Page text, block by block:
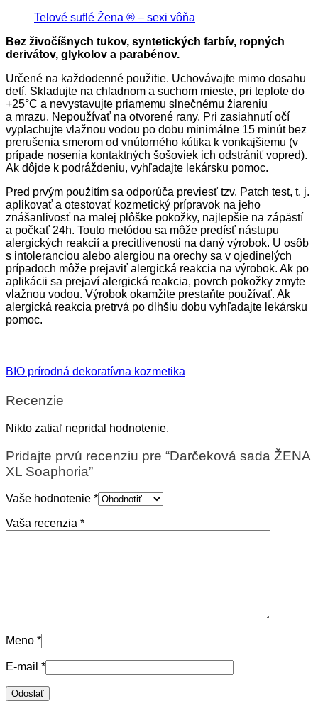
Telové suflé Žena ® – sexi vôňa
Bez živočíšnych tukov, syntetických farbív, ropných
derivátov, glykolov a parabénov.
Určené na každodenné použitie. Uchovávajte mimo dosahu
detí. Skladujte na chladnom a suchom mieste, pri teplote do
+25°C a nevystavujte priamemu slnečnému žiareniu
a mrazu. Nepoužívať na otvorené rany. Pri zasiahnutí očí
vyplachujte vlažnou vodou po dobu minimálne 15 minút bez
prerušenia smerom od vnútorného kútika k vonkajšiemu (v
prípade nosenia kontaktných šošoviek ich odstrániť vopred).
Ak dôjde k podráždeniu, vyhľadajte lekársku pomoc.
Pred prvým použitím sa odporúča previesť tzv. Patch test, t. j.
aplikovať a otestovať kozmetický prípravok na jeho
znášanlivosť na malej plôške pokožky, najlepšie na zápästí
a počkať 24h. Touto metódou sa môže predísť nástupu
alergických reakcií a precitlivenosti na daný výrobok. U osôb
s intoleranciou alebo alergiou na orechy sa v ojedinelých
prípadoch môže prejaviť alergická reakcia na výrobok. Ak po
aplikácii sa prejaví alergická reakcia, povrch pokožky zmyte
vlažnou vodou. Výrobok okamžite prestaňte používať. Ak
alergická reakcia pretrvá po dlhšiu dobu vyhľadajte lekársku
pomoc.
BIO prírodná dekoratívna kozmetika
Recenzie
Nikto zatiaľ nepridal hodnotenie.
Pridajte prvú recenziu pre “Darčeková sada ŽENA
XL Soaphoria”
Vaše hodnotenie *
Vaša recenzia *
Meno *
E-mail *